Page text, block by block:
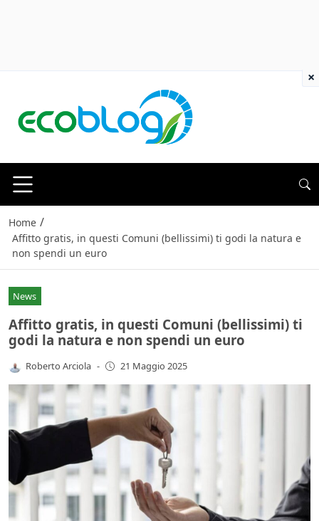
Home /
Affitto gratis, in questi Comuni (bellissimi) ti godi la natura e
non spendi un euro
News
Affitto gratis, in questi Comuni (bellissimi) ti
godi la natura e non spendi un euro
Roberto Arciola - 21 Maggio 2025
×